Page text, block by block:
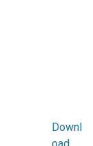
Downl
oad